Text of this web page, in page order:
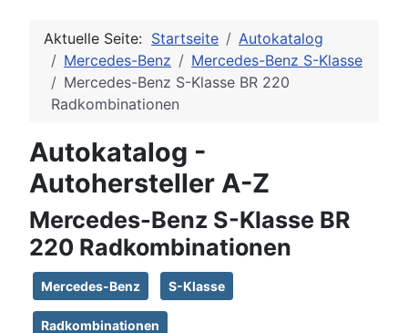
Aktuelle Seite: Startseite
Autokatalog
Mercedes-Benz
Mercedes-Benz S-Klasse
Mercedes-Benz S-Klasse BR 220
Radkombinationen
Autokatalog -
Autohersteller A-Z
Mercedes-Benz S-Klasse BR
220 Radkombinationen
Mercedes-Benz S-Klasse
Radkombinationen